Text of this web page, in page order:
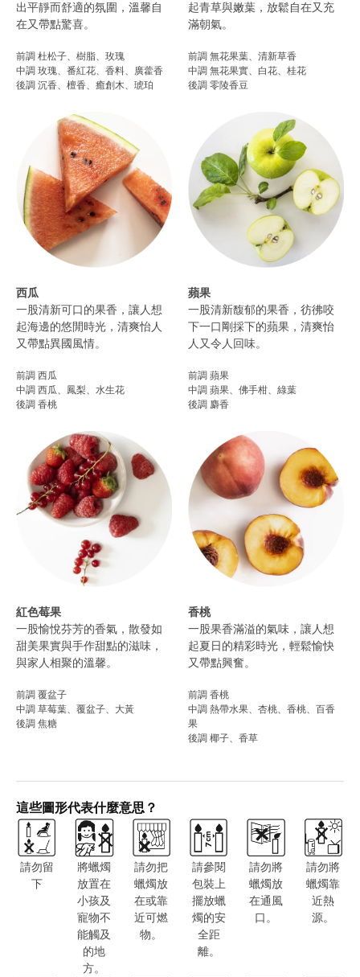
出平靜而舒適的氛圍，溫馨自
在又帶點驚喜。
前調 杜松子、樹脂、玫瑰
中調 玫瑰、番紅花、香料、廣藿香
後調 沉香、檀香、癒創木、琥珀​
起青草與嫩葉，放鬆自在又充
滿朝氣。​
前調 無花果葉、清新草香
中調 無花果實、白花、桂花
後調 零陵香豆
西瓜
一股清新可口的果香，讓人想
起海邊的悠閒時光，清爽怡人
又帶點異國風情。
前調 西瓜
中調 西瓜、鳳梨、水生花
後調 香桃
蘋果
一股清新馥郁的果香，彷彿咬
下一口剛採下的蘋果，清爽怡
人又令人回味。
前調 蘋果
中調 蘋果、佛手柑、綠葉
後調 麝香
紅色莓果
一股愉悅芬芳的香氣，散發如
甜美果實與手作甜點的滋味，
與家人相聚的溫馨。
前調 覆盆子
中調 草莓葉、覆盆子、大黃
後調 焦糖
香桃
一股果香滿溢的氣味，讓人想
起夏日的精彩時光，輕鬆愉快
又帶點興奮。
前調 香桃
中調 熱帶水果、杏桃、香桃、百香
果
後調 椰子、香草
這些圖形代表什麼意思？
請勿留
下
將蠟燭
放置在
小孩及
寵物不
能觸及
的地
方。
請勿把
蠟燭放
在或靠
近可燃
物。
請參閱
包裝上
擺放蠟
燭的安
全距
離。
請勿將
蠟燭放
在通風
口。
請勿將
蠟燭靠
近熱
源。